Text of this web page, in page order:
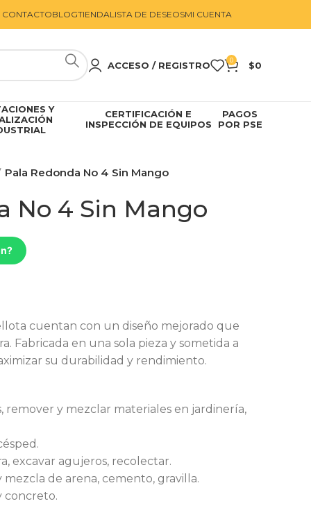
CONTACTOBLOGTIENDALISTA DE DESEOSMI CUENTA
ACCESO / REGISTRO 0 $0
Y
CERTIFICACIÓN E
INSPECCIÓN DE EQUIPOS
PAGOS
POR PSE
Pala Redonda No 4 Sin Mango
No 4 Sin Mango
cuentan con un diseño mejorado que
Fabricada en una sola pieza y sometida a
su durabilidad y rendimiento.
remover y mezclar materiales en jardinería,
excavar agujeros, recolectar.
de arena, cemento, gravilla.
concreto.